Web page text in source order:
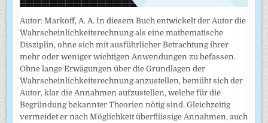
Autor: Markoff, A. A. In diesem Buch entwickelt der Autor die
Wahrscheinlichkeitsrechnung als eine mathematische
Disziplin, ohne sich mit ausführlicher Betrachtung ihrer
mehr oder weniger wichtigen Anwendungen zu befassen.
Ohne lange Erwägungen über die Grundlagen der
Wahrscheinlich­keitsrechnung anzustellen, bemüht sich der
Autor, klar die Annahmen auf­zustellen, welche für die
Begründung bekannter Theorien nötig sind. Gleichzeitig
vermeidet er nach Möglichkeit überflüssige Annahmen, auch